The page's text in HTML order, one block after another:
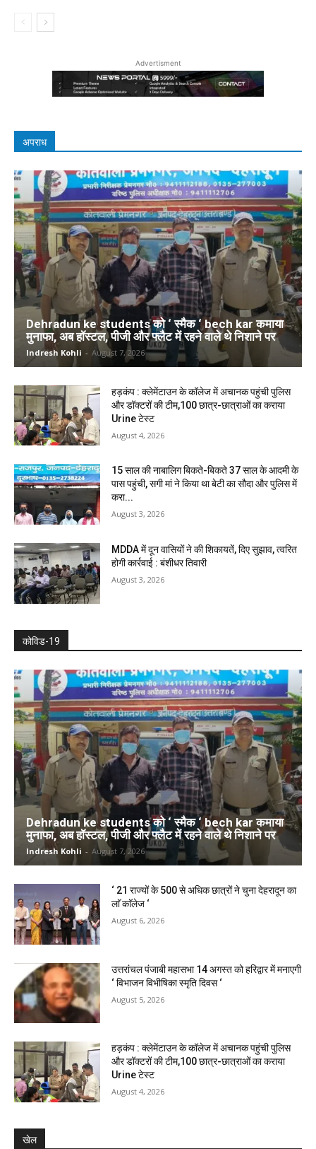
Advertisment
अपराध
Dehradun ke students को ‘ स्मैक ‘ bech kar कमाया
मुनाफा, अब हॉस्टल, पीजी और फ्लैट में रहने वाले थे निशाने पर
Indresh Kohli - August 7, 2026
हड़कंप : क्लेमेंटाउन के कॉलेज में अचानक पहुंची पुलिस
और डॉक्टरों की टीम,100 छात्र-छात्राओं का कराया
Urine टेस्ट
August 4, 2026
15 साल की नाबालिग बिकते-बिकते 37 साल के आदमी के
पास पहुंची, सगी मां ने किया था बेटी का सौदा और पुलिस में
करा...
August 3, 2026
MDDA में दून वासियों ने की शिकायतें, दिए सुझाव, त्वरित
होगी कार्रवाई : बंशीधर तिवारी
August 3, 2026
कोविड-19
Dehradun ke students को ‘ स्मैक ‘ bech kar कमाया
मुनाफा, अब हॉस्टल, पीजी और फ्लैट में रहने वाले थे निशाने पर
Indresh Kohli - August 7, 2026
‘ 21 राज्यों के 500 से अधिक छात्रों ने चुना देहरादून का
लाॅ काॅलेज ‘
August 6, 2026
उत्तरांचल पंजाबी महासभा 14 अगस्त को हरिद्वार में मनाएगी
‘ विभाजन विभीषिका स्मृति दिवस ‘
August 5, 2026
हड़कंप : क्लेमेंटाउन के कॉलेज में अचानक पहुंची पुलिस
और डॉक्टरों की टीम,100 छात्र-छात्राओं का कराया
Urine टेस्ट
August 4, 2026
खेल